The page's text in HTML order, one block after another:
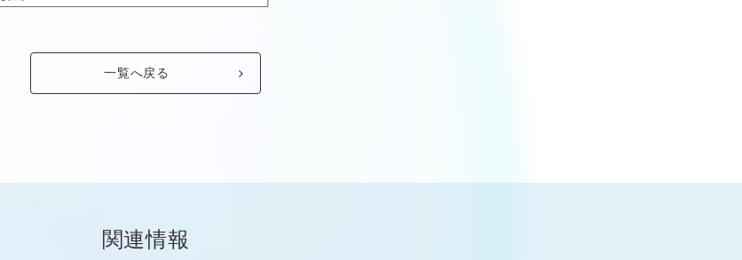
一覧へ戻る
関連情報